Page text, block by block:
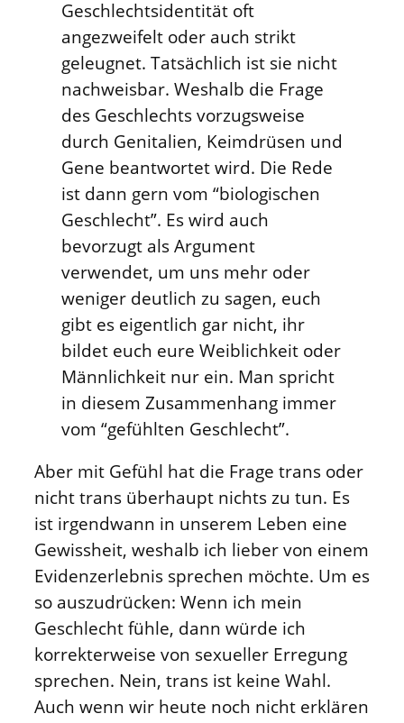
Geschlechtsidentität oft
angezweifelt oder auch strikt
geleugnet. Tatsächlich ist sie nicht
nachweisbar. Weshalb die Frage
des Geschlechts vorzugsweise
durch Genitalien, Keimdrüsen und
Gene beantwortet wird. Die Rede
ist dann gern vom “biologischen
Geschlecht”. Es wird auch
bevorzugt als Argument
verwendet, um uns mehr oder
weniger deutlich zu sagen, euch
gibt es eigentlich gar nicht, ihr
bildet euch eure Weiblichkeit oder
Männlichkeit nur ein. Man spricht
in diesem Zusammenhang immer
vom “gefühlten Geschlecht”.
Aber mit Gefühl hat die Frage trans oder
nicht trans überhaupt nichts zu tun. Es
ist irgendwann in unserem Leben eine
Gewissheit, weshalb ich lieber von einem
Evidenzerlebnis sprechen möchte. Um es
so auszudrücken: Wenn ich mein
Geschlecht fühle, dann würde ich
korrekterweise von sexueller Erregung
sprechen. Nein, trans ist keine Wahl.
Auch wenn wir heute noch nicht erklären